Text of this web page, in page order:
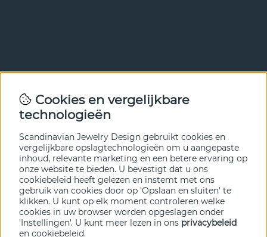
Met onze nieuwsbrief ben je als eerste op de hoogte van
nieuws en aanbiedingen. Meld je hieronder aan.
VERZENDEN
Cookies en vergelijkbare
technologieën
Scandinavian Jewelry Design gebruikt cookies en
vergelijkbare opslagtechnologieën om u aangepaste
inhoud, relevante marketing en een betere ervaring op
onze website te bieden. U bevestigt dat u ons
cookiebeleid heeft gelezen en instemt met ons
gebruik van cookies door op 'Opslaan en sluiten' te
klikken. U kunt op elk moment controleren welke
cookies in uw browser worden opgeslagen onder
'Instellingen'. U kunt meer lezen in ons privacybeleid
en cookiebeleid.